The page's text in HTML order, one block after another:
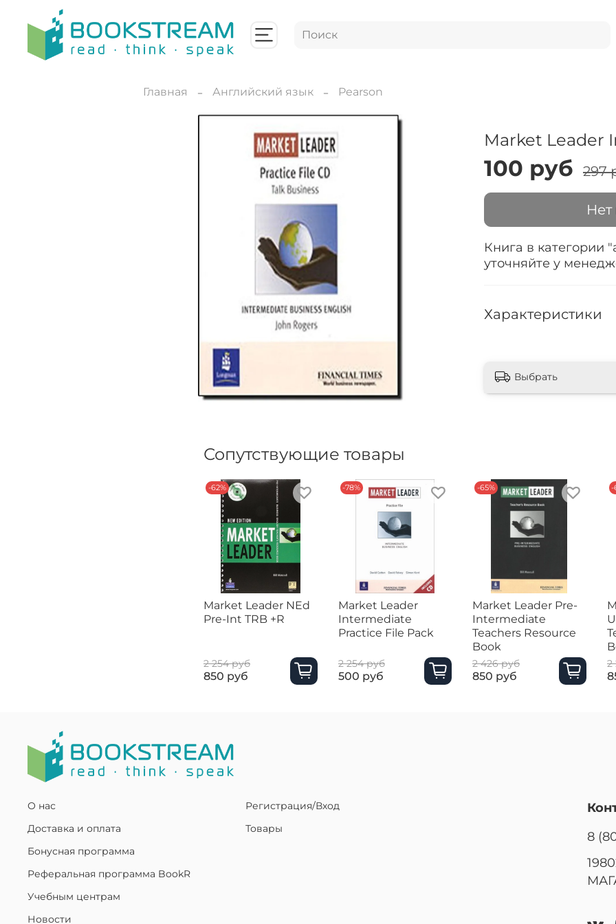
Главная Английский язык Pearson
Market Leader
100 руб 297
Книга в категории
уточняйте у
Характеристики
Выбрать
Сопутствующие товары
-62%
Market Leader NEd
Pre-Int TRB +R
2 254 руб
850 руб
-78%
Market Leader
Intermediate
Practice File Pack
2 254 руб
500 руб
-65%
Market Leader Pre-
Intermediate
Teachers Resource
Book
2 426 руб
850 руб
-
2
О нас
Доставка и оплата
Бонусная программа
Реферальная программа BookR
Учебным центрам
Новости
Регистрация/Вход
Товары
8